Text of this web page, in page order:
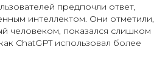
предпочли ответ,
интеллектом. Они отметили,
человеком, показался слишком
ChatGPT использовал более